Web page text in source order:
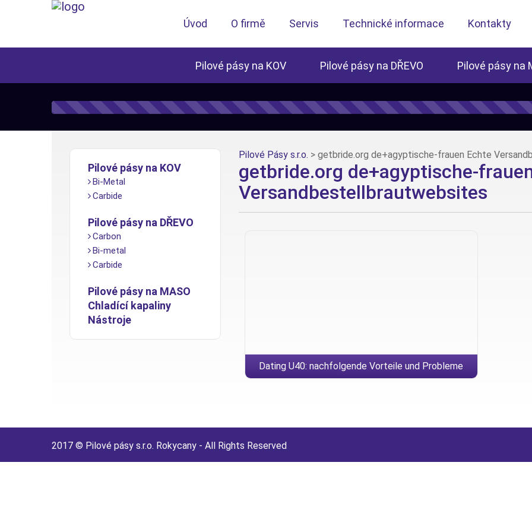
Úvod O firmě Servis Technické informace Kontakty
Pilové pásy na KOV Pilové pásy na DŘEVO Pilové pásy na
Pilové pásy na KOV
Bi-Metal
Carbide
Pilové pásy na DŘEVO
Carbon
Bi-metal
Carbide
Pilové pásy na MASO
Chladící kapaliny
Nástroje
Pilové Pásy s.r.o. > getbride.org de+agyptische-frauen Echte
getbride.org de+agyptische-
Versandbestellbrautwebsites
Dating U40: nachfolgende Vorteile und Probleme
2017 © Pilové pásy s.r.o. Rokycany - All Rights Reserved